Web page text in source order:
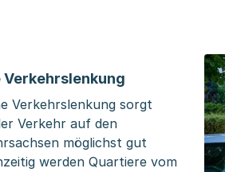
Verkehrslenkung sorgt
Verkehr auf den
möglichst gut
werden Quartiere vom